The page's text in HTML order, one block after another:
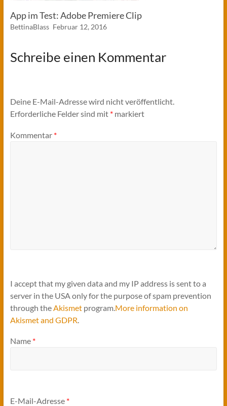
App im Test: Adobe Premiere Clip
BettinaBlass Februar 12, 2016
Schreibe einen Kommentar
Deine E-Mail-Adresse wird nicht veröffentlicht.
Erforderliche Felder sind mit *markiert
Kommentar *
I accept that my given data and my IP address is sent to a
server in the USA only for the purpose of spam prevention
through the Akismetprogram. More information on
Akismet and GDPR
Name *
E-Mail-Adresse *